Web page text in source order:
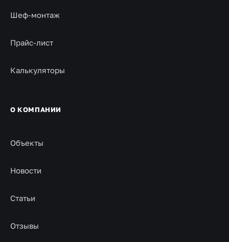
Шеф-монтаж
Прайс-лист
Калькуляторы
О КОМПАНИИ
Объекты
Новости
Статьи
Отзывы